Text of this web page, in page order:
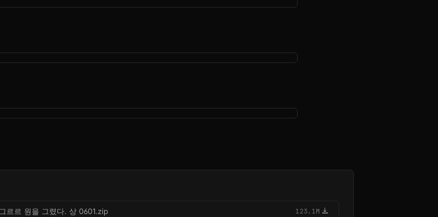
르르 원을 그렸다. 상 0601.zip 123.1M download